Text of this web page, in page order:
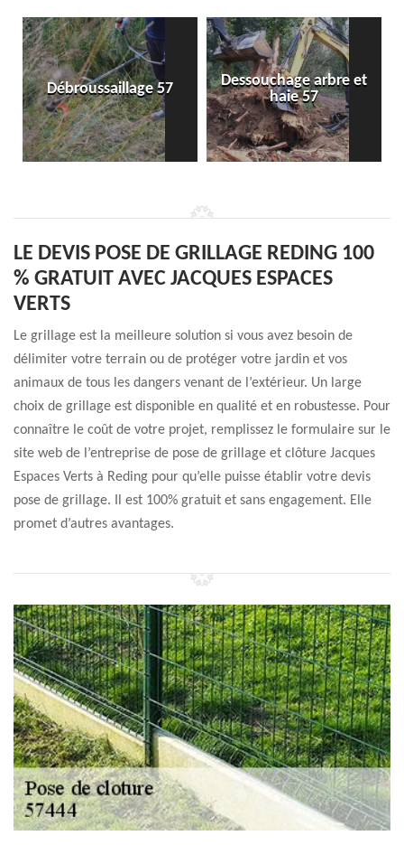
Débroussaillage 57
Dessouchage arbre et
haie 57
LE DEVIS POSE DE GRILLAGE REDING 100
% GRATUIT AVEC JACQUES ESPACES
VERTS
Le grillage est la meilleure solution si vous avez besoin de
délimiter votre terrain ou de protéger votre jardin et vos
animaux de tous les dangers venant de l’extérieur. Un large
choix de grillage est disponible en qualité et en robustesse. Pour
connaître le coût de votre projet, remplissez le formulaire sur le
site web de l’entreprise de pose de grillage et clôture Jacques
Espaces Verts à Reding pour qu’elle puisse établir votre devis
pose de grillage. Il est 100% gratuit et sans engagement. Elle
promet d’autres avantages.